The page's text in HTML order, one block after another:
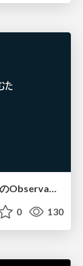
GitHub CopilotのFinOps - AI CreditのObservabilityと価値を生むためのエージェント設計
0 130